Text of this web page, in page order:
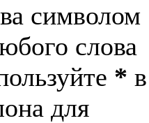
символом
слова
* в
для